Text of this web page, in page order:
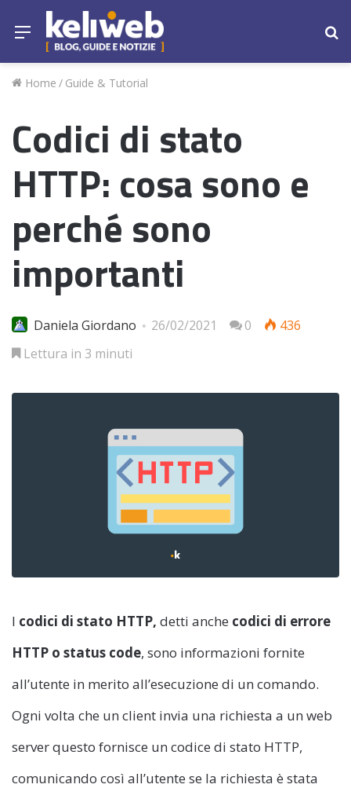
Menu
Home / Guide & Tutorial
Codici di stato
HTTP: cosa sono e
perché sono
importanti
Daniela Giordano 26/02/2021 0
436
Lettura in 3 minuti
I codici di stato HTTP, detti anche codici di errore
HTTP o status code, sono informazioni fornite
all’utente in merito all’esecuzione di un comando.
Ogni volta che un client invia una richiesta a un web
server questo fornisce un codice di stato HTTP,
comunicando così all’utente se la richiesta è stata